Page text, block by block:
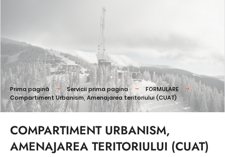
Prima pagină Servicii prima pagina
FORMULARE
Compartiment Urbanism, Amenajarea teritoriului (CUAT)
COMPARTIMENT URBANISM,
AMENAJAREA TERITORIULUI (CUAT)